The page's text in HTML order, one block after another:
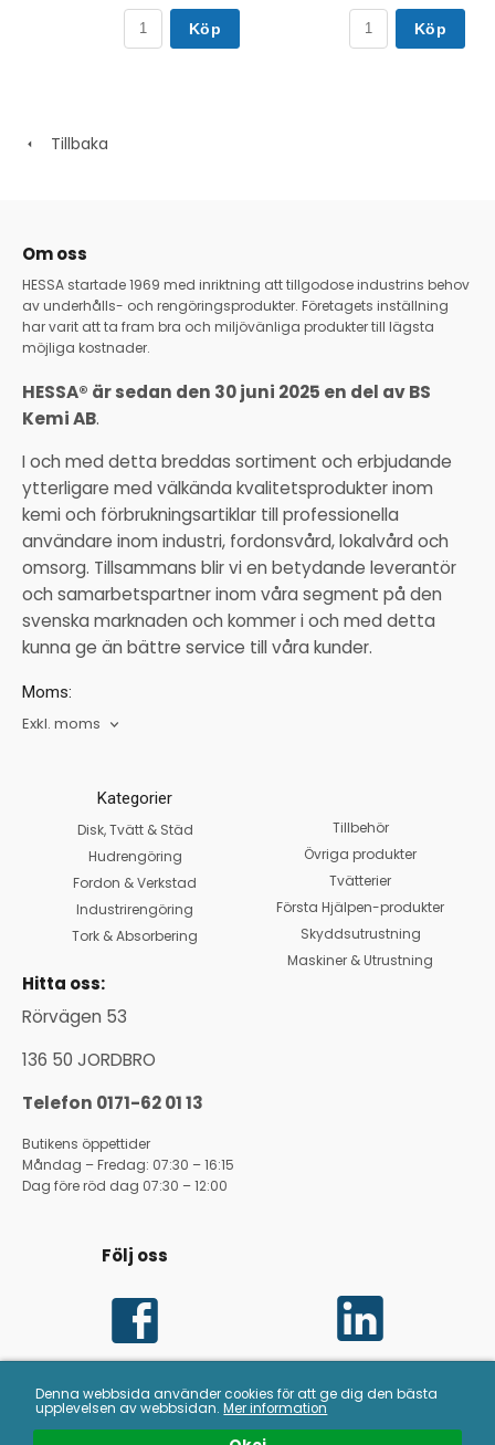
Denna webbsida använder cookies för att ge dig den bästa
upplevelsen av webbsidan.Mer information
Köp Köp
Tillbaka
Om oss
HESSA startade 1969 med inriktning att tillgodose industrins behov
av underhålls- och rengöringsprodukter. Företagets inställning
har varit att ta fram bra och miljövänliga produkter till lägsta
möjliga kostnader.
HESSA® är sedan den 30 juni 2025 en del av BS
Kemi AB.
I och med detta breddas sortiment och erbjudande
ytterligare med välkända kvalitetsprodukter inom
kemi och förbrukningsartiklar till professionella
användare inom industri, fordonsvård, lokalvård och
omsorg. Tillsammans blir vi en betydande leverantör
och samarbetspartner inom våra segment på den
svenska marknaden och kommer i och med detta
kunna ge än bättre service till våra kunder.
Moms:
Exkl. moms
Kategorier
Disk, Tvätt & Städ
Hudrengöring
Fordon & Verkstad
Industrirengöring
Tork & Absorbering
Hitta oss:
Rörvägen 53
136 50 JORDBRO
Telefon 0171-62 01 13
Butikens öppettider
Måndag – Fredag: 07:30 – 16:15
Dag före röd dag 07:30 – 12:00
Tillbehör
Övriga produkter
Tvätterier
Första Hjälpen-produkter
Skyddsutrustning
Maskiner & Utrustning
Följ oss